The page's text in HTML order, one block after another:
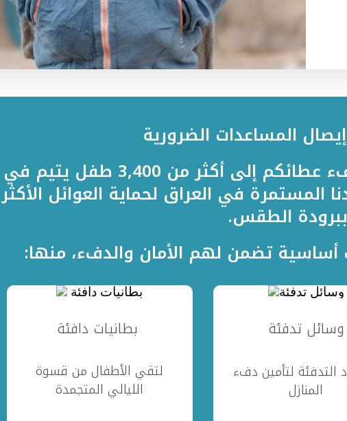
المساعدات الضرورية
في فصل الشتاء هذا العام، نمد دفء عطائكم إلى أكثر من 3,400 طفل يتيم في
المستمرة في العراق لحماية العوائل الأكثر
ببرودة الطقس.
تضمن لهم الأمان والدفء، منها:
بطانيات دافئة
لتقي الأطفال من قسوة
الليالي المتجمدة
وسائل تدفئة
التدفئة لتأمين دفء
المنازل